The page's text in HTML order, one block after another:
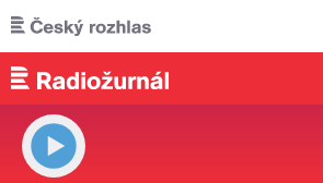
Přejít k hlavnímu obsahu